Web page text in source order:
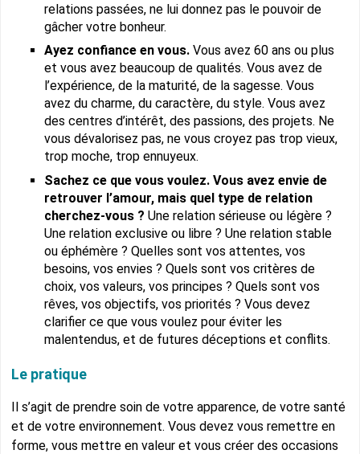
relations passées, ne lui donnez pas le pouvoir de
gâcher votre bonheur.
Ayez confiance en vous. Vous avez 60 ans ou plus
et vous avez beaucoup de qualités. Vous avez de
l’expérience, de la maturité, de la sagesse. Vous
avez du charme, du caractère, du style. Vous avez
des centres d’intérêt, des passions, des projets. Ne
vous dévalorisez pas, ne vous croyez pas trop vieux,
trop moche, trop ennuyeux.
Sachez ce que vous voulez. Vous avez envie de
retrouver l’amour, mais quel type de relation
cherchez-vous ? Une relation sérieuse ou légère ?
Une relation exclusive ou libre ? Une relation stable
ou éphémère ? Quelles sont vos attentes, vos
besoins, vos envies ? Quels sont vos critères de
choix, vos valeurs, vos principes ? Quels sont vos
rêves, vos objectifs, vos priorités ? Vous devez
clarifier ce que vous voulez pour éviter les
malentendus, et de futures déceptions et conflits.
Le pratique
Il s’agit de prendre soin de votre apparence, de votre santé
et de votre environnement. Vous devez vous remettre en
forme, vous mettre en valeur et vous créer des occasions